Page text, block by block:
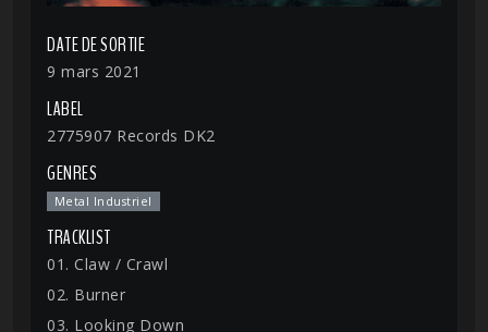
DATE DE SORTIE
9 mars 2021
LABEL
2775907 Records DK2
GENRES
Metal Industriel
TRACKLIST
01. Claw / Crawl
02. Burner
03. Looking Down